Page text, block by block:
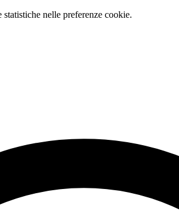
nelle preferenze cookie.